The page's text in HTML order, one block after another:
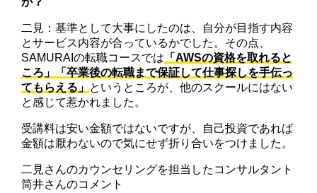
二見：基準として大事にしたのは、自分が目指す内容
とサービス内容が合っているかでした。その点、
SAMURAIの転職コースでは 「AWSの資格を取れると
ころ」「卒業後の転職まで保証して仕事探しを手伝っ
てもらえる」 というところが、他のスクールにはない
と感じて惹かれました。
受講料は安い金額ではないですが、自己投資であれば
金額は厭わないので気にせず折り合いをつけました。
二見さんのカウンセリングを担当したコンサルタント
筒井さんのコメント